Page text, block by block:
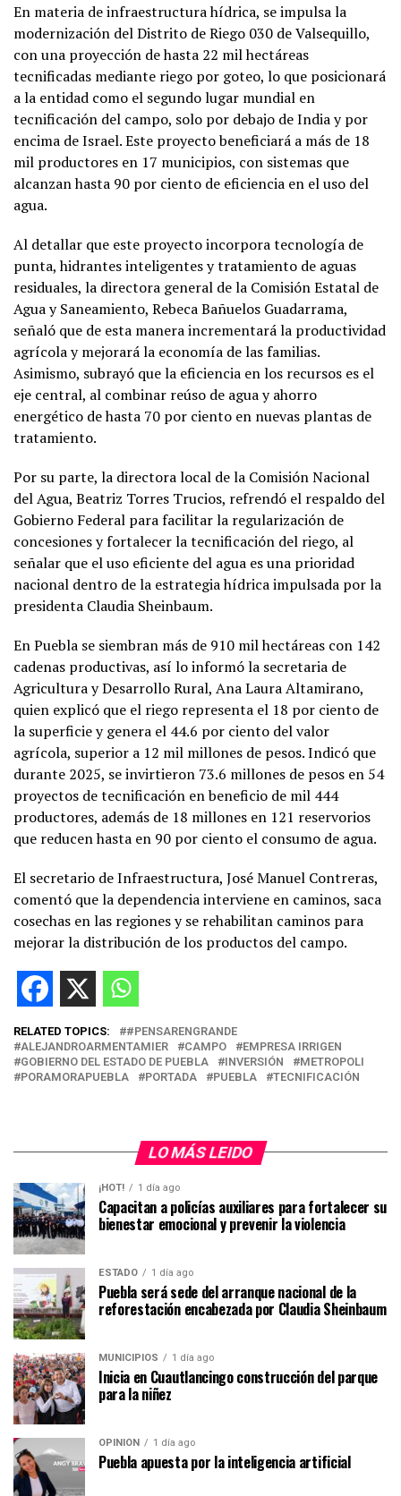
En materia de infraestructura hídrica, se impulsa la
modernización del Distrito de Riego 030 de Valsequillo,
con una proyección de hasta 22 mil hectáreas
tecnificadas mediante riego por goteo, lo que posicionará
a la entidad como el segundo lugar mundial en
tecnificación del campo, solo por debajo de India y por
encima de Israel. Este proyecto beneficiará a más de 18
mil productores en 17 municipios, con sistemas que
alcanzan hasta 90 por ciento de eficiencia en el uso del
agua.
Al detallar que este proyecto incorpora tecnología de
punta, hidrantes inteligentes y tratamiento de aguas
residuales, la directora general de la Comisión Estatal de
Agua y Saneamiento, Rebeca Bañuelos Guadarrama,
señaló que de esta manera incrementará la productividad
agrícola y mejorará la economía de las familias.
Asimismo, subrayó que la eficiencia en los recursos es el
eje central, al combinar reúso de agua y ahorro
energético de hasta 70 por ciento en nuevas plantas de
tratamiento.
Por su parte, la directora local de la Comisión Nacional
del Agua, Beatriz Torres Trucios, refrendó el respaldo del
Gobierno Federal para facilitar la regularización de
concesiones y fortalecer la tecnificación del riego, al
señalar que el uso eficiente del agua es una prioridad
nacional dentro de la estrategia hídrica impulsada por la
presidenta Claudia Sheinbaum.
En Puebla se siembran más de 910 mil hectáreas con 142
cadenas productivas, así lo informó la secretaria de
Agricultura y Desarrollo Rural, Ana Laura Altamirano,
quien explicó que el riego representa el 18 por ciento de
la superficie y genera el 44.6 por ciento del valor
agrícola, superior a 12 mil millones de pesos. Indicó que
durante 2025, se invirtieron 73.6 millones de pesos en 54
proyectos de tecnificación en beneficio de mil 444
productores, además de 18 millones en 121 reservorios
que reducen hasta en 90 por ciento el consumo de agua.
El secretario de Infraestructura, José Manuel Contreras,
comentó que la dependencia interviene en caminos, saca
cosechas en las regiones y se rehabilitan caminos para
mejorar la distribución de los productos del campo.
RELATED TOPICS:
#PENSARENGRANDE
ALEJANDROARMENTAMIER
CAMPO
EMPRESA IRRIGEN
GOBIERNO DEL ESTADO DE PUEBLA
INVERSIÓN
METROPOLI
PORAMORAPUEBLA
PORTADA PUEBLA TECNIFICACIÓN
LO MÁS LEIDO
¡HOT! 1 día ago
Capacitan a policías auxiliares para fortalecer su
bienestar emocional y prevenir la violencia
ESTADO 1 día ago
Puebla será sede del arranque nacional de la
reforestación encabezada por Claudia Sheinbaum
MUNICIPIOS 1 día ago
Inicia en Cuautlancingo construcción del parque
para la niñez
OPINIÓN 1 día ago
Puebla apuesta por la inteligencia artificial